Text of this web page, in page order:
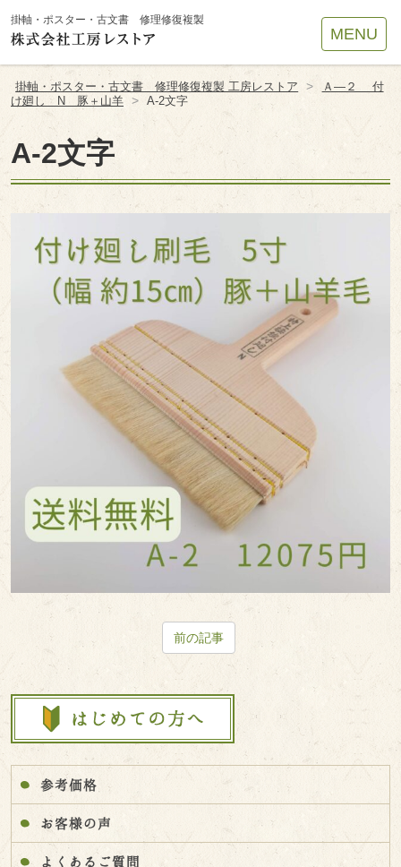
掛軸・ポスター・古文書 修理修復複製
MENU
掛軸・ポスター・古文書 修理修復複製 工房レストア >
Ａ―２ 付
け廻し N 豚＋山羊 > A-2文字
A-2文字
前の記事
参考価格
お客様の声
よくあるご質問
Site
Footer